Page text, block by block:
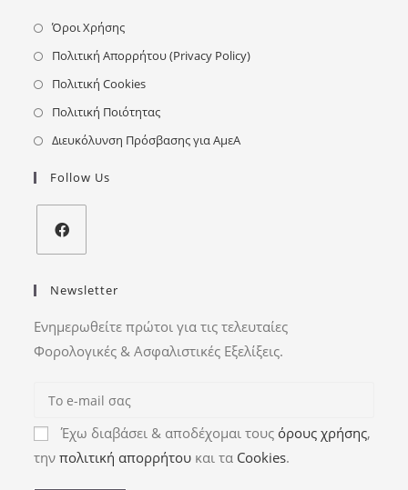
Όροι Χρήσης
Πολιτική Απορρήτου (Privacy Policy)
Πολιτική Cookies
Πολιτική Ποιότητας
Διευκόλυνση Πρόσβασης για ΑμεΑ
Follow Us
Newsletter
Ενημερωθείτε πρώτοι για τις τελευταίες
Φορολογικές & Ασφαλιστικές Εξελίξεις.
Έχω διαβάσει & αποδέχομαι τους όρους χρήσης,
τηνπολιτική απορρήτου και τα Cookies.